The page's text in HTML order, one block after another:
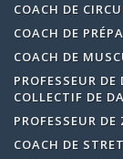
COACH DE
COACH DE
COACH DE
PROFESSEUR
COLLECTIF DE
PROFESSEUR
COACH DE